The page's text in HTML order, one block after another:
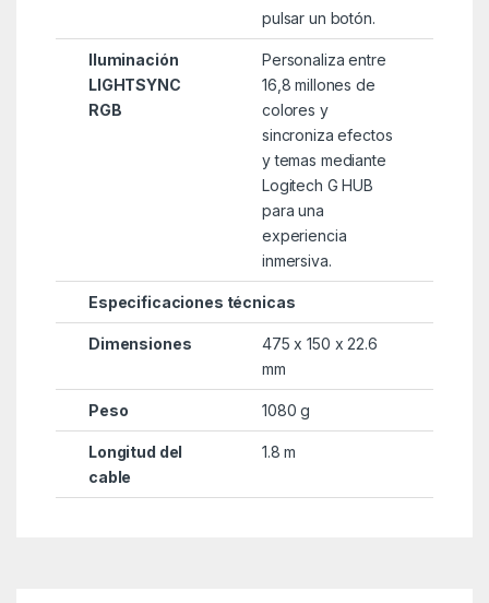
pulsar un botón.
Iluminación
LIGHTSYNC
RGB
Personaliza entre
16,8 millones de
colores y
sincroniza efectos
y temas mediante
Logitech G HUB
para una
experiencia
inmersiva.
Especificaciones técnicas
Dimensiones
475 x 150 x 22.6
mm
Peso 1080 g
Longitud del
cable
1.8 m